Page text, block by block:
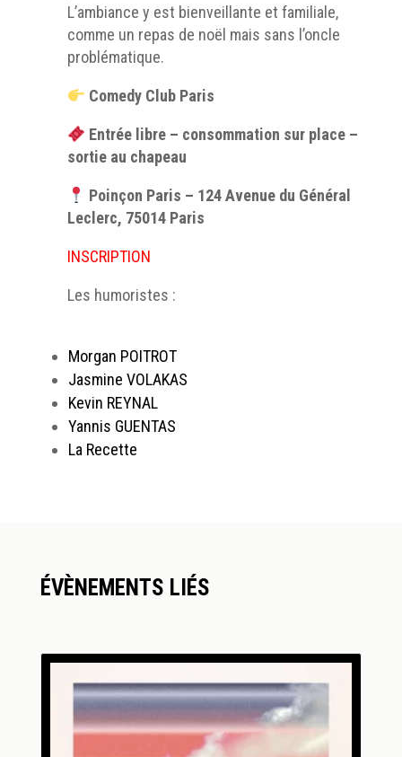
L’ambiance y est bienveillante et familiale,
comme un repas de noël mais sans l’oncle
problématique.
Comedy Club Paris
Entrée libre – consommation sur place –
sortie au chapeau
Poinçon Paris – 124 Avenue du Général
Leclerc, 75014 Paris
INSCRIPTION
Les humoristes :
Morgan POITROT
Jasmine VOLAKAS
Kevin REYNAL
Yannis GUENTAS
La Recette
ÉVÈNEMENTS LIÉS